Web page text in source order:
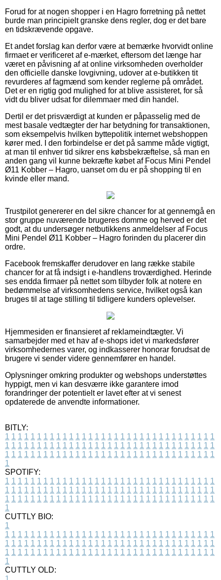
Forud for at nogen shopper i en Hagro forretning på nettet
burde man principielt granske dens regler, dog er det bare
en tidskrævende opgave.
Et andet forslag kan derfor være at bemærke hvorvidt online
firmaet er verificeret af e-mærket, eftersom det længe har
været en påvisning af at online virksomheden overholder
den officielle danske lovgivning, udover at e-butikken tit
revurderes af fagmænd som kender reglerne på området.
Det er en rigtig god mulighed for at blive assisteret, for så
vidt du bliver udsat for dilemmaer med din handel.
Dertil er det prisværdigt at kunden er påpasselig med de
mest basale vedtægter der har betydning for transaktionen,
som eksempelvis hvilken byttepolitik internet webshoppen
kører med. I den forbindelse er det på samme måde vigtigt,
at man til enhver tid sikrer ens købsbekræftelse, så man en
anden gang vil kunne bekræfte købet af Focus Mini Pendel
Ø11 Kobber – Hagro, uanset om du er på shopping til en
kvinde eller mand.
Trustpilot genererer en del sikre chancer for at gennemgå en
stor gruppe nuværende brugeres domme og herved er det
godt, at du undersøger netbutikkens anmeldelser af Focus
Mini Pendel Ø11 Kobber – Hagro forinden du placerer din
ordre.
Facebook fremskaffer derudover en lang række stabile
chancer for at få indsigt i e-handlens troværdighed. Herinde
ses endda firmaer på nettet som tilbyder folk at notere en
bedømmelse af virksomhedens service, hvilket også kan
bruges til at tage stilling til tidligere kunders oplevelser.
Hjemmesiden er finansieret af reklameindtægter. Vi
samarbejder med et hav af e-shops idet vi markedsfører
virksomhedernes varer, og indkasserer honorar forudsat de
brugere vi sender videre gennemfører en handel.
Oplysninger omkring produkter og webshops understøttes
hyppigt, men vi kan desværre ikke garantere imod
forandringer der potentielt er lavet efter at vi senest
opdaterede de anvendte informationer.
BITLY:
1 1 1 1 1 1 1 1 1 1 1 1 1 1 1 1 1 1 1 1 1 1 1 1 1 1 1 1 1 1 1 1 1
1 1 1 1 1 1 1 1 1 1 1 1 1 1 1 1 1 1 1 1 1 1 1 1 1 1 1 1 1 1 1 1 1
1 1 1 1 1 1 1 1 1 1 1 1 1 1 1 1 1 1 1 1 1 1 1 1 1 1 1 1 1 1 1 1 1
1
SPOTIFY:
1 1 1 1 1 1 1 1 1 1 1 1 1 1 1 1 1 1 1 1 1 1 1 1 1 1 1 1 1 1 1 1 1
1 1 1 1 1 1 1 1 1 1 1 1 1 1 1 1 1 1 1 1 1 1 1 1 1 1 1 1 1 1 1 1 1
1 1 1 1 1 1 1 1 1 1 1 1 1 1 1 1 1 1 1 1 1 1 1 1 1 1 1 1 1 1 1 1 1
1
CUTTLY BIO:
1
1 1 1 1 1 1 1 1 1 1 1 1 1 1 1 1 1 1 1 1 1 1 1 1 1 1 1 1 1 1 1 1 1
1 1 1 1 1 1 1 1 1 1 1 1 1 1 1 1 1 1 1 1 1 1 1 1 1 1 1 1 1 1 1 1 1
1 1 1 1 1 1 1 1 1 1 1 1 1 1 1 1 1 1 1 1 1 1 1 1 1 1 1 1 1 1 1 1 1
1
CUTTLY OLD: